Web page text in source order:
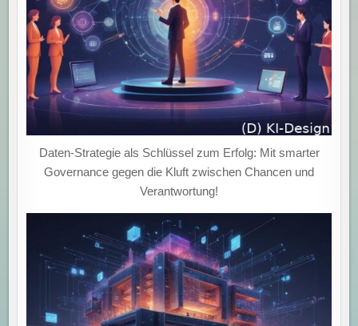
Daten-Strategie als Schlüssel zum Erfolg: Mit smarter
Governance gegen die Kluft zwischen Chancen und
Verantwortung!